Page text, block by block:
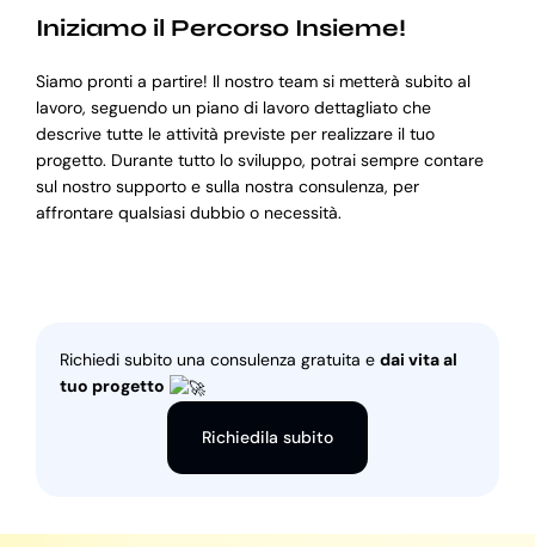
Iniziamo il Percorso Insieme!
Siamo pronti a partire! Il nostro team si metterà subito al
lavoro, seguendo un piano di lavoro dettagliato che
descrive tutte le attività previste per realizzare il tuo
progetto. Durante tutto lo sviluppo, potrai sempre contare
sul nostro supporto e sulla nostra consulenza, per
affrontare qualsiasi dubbio o necessità.
Richiedi subito una consulenza gratuita e dai vita al
tuo progetto
Richiedila subito